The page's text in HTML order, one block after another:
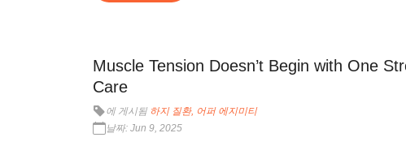
Muscle Tension Doesn’t Begin with One
Care
에 게시됨 하지 질환 어퍼 에지미티
날짜: Jun 9, 2025